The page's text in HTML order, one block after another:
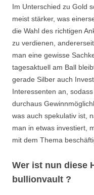
Im Unterschied zu Gold
meist stärker, was
die Wahl des richtigen
zu verdienen,
man eine gewisse
tagesaktuell am Ball
gerade Silber auch
Interessenten an,
durchaus
was auch spekulativ ist,
man in etwas investiert,
mit dem Thema
Wer ist nun diese
bullionvault ?